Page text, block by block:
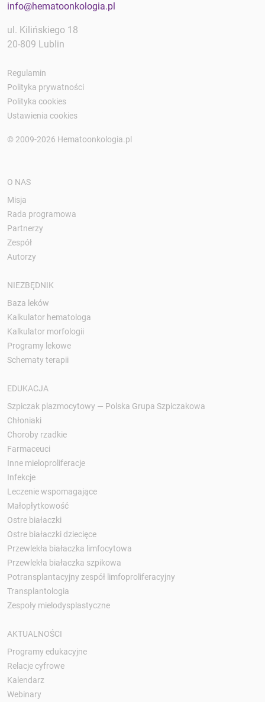
info@hematoonkologia.pl
ul. Kilińskiego 18
20-809 Lublin
Regulamin
Polityka prywatności
Polityka cookies
Ustawienia cookies
© 2009-2026 Hematoonkologia.pl
O NAS
Misja
Rada programowa
Partnerzy
Zespół
Autorzy
NIEZBĘDNIK
Baza leków
Kalkulator hematologa
Kalkulator morfologii
Programy lekowe
Schematy terapii
EDUKACJA
Szpiczak plazmocytowy — Polska Grupa Szpiczakowa
Chłoniaki
Choroby rzadkie
Farmaceuci
Inne mieloproliferacje
Infekcje
Leczenie wspomagające
Małopłytkowość
Ostre białaczki
Ostre białaczki dziecięce
Przewlekła białaczka limfocytowa
Przewlekła białaczka szpikowa
Potransplantacyjny zespół limfoproliferacyjny
Transplantologia
Zespoły mielodysplastyczne
AKTUALNOŚCI
Programy edukacyjne
Relacje cyfrowe
Kalendarz
Webinary